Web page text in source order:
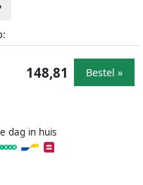
dag in huis
148,81 Bestel »